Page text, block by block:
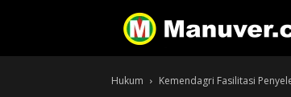
Hukum Kemendagri Fasilitasi